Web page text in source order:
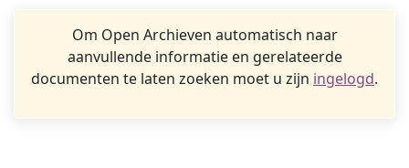
Om Open Archieven automatisch naar
aanvullende informatie en gerelateerde
documenten te laten zoeken moet u zijn ingelogd.